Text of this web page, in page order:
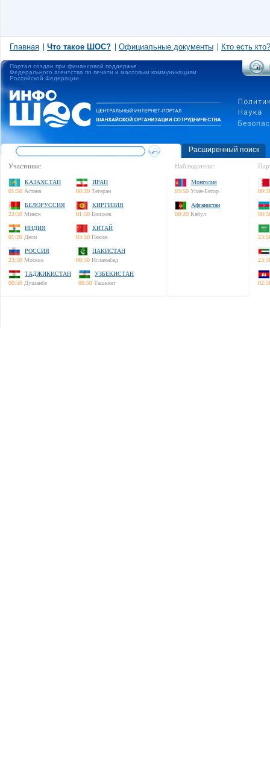
Главная Что такое ШОС? Официальные документы Кто есть кто?
Портал создан при финансовой поддержке
Федерального агентства по печати и массовым коммуникациям
Российской Федерации
Расширенный поиск
Участники:
КАЗАХСТАН
01:50 Астана
ИРАН
00:20 Тегеран
БЕЛОРУССИЯ
22:50 Минск
КИРГИЗИЯ
01:50 Бишкек
ИНДИЯ
01:20 Дели
КИТАЙ
03:50 Пекин
РОССИЯ
23:50 Москва
ПАКИСТАН
00:50 Исламабад
ТАДЖИКИСТАН
00:50 Душанбе
УЗБЕКИСТАН
00:50 Ташкент
Наблюдатели:
Монголия
03:50 Улан-Батор
Афганистан
00:20 Кабул